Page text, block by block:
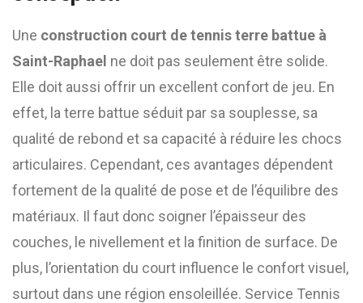
Une construction court de tennis terre battue à
Saint-Raphael ne doit pas seulement être solide.
Elle doit aussi offrir un excellent confort de jeu. En
effet, la terre battue séduit par sa souplesse, sa
qualité de rebond et sa capacité à réduire les chocs
articulaires. Cependant, ces avantages dépendent
fortement de la qualité de pose et de l’équilibre des
matériaux. Il faut donc soigner l’épaisseur des
couches, le nivellement et la finition de surface. De
plus, l’orientation du court influence le confort visuel,
surtout dans une région ensoleillée. Service Tennis